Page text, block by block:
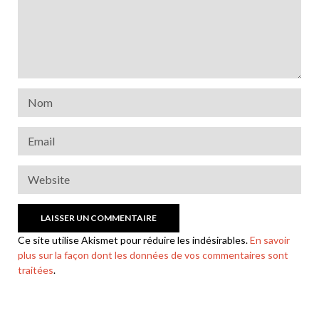
Ce site utilise Akismet pour réduire les indésirables.En savoir
plus sur la façon dont les données de vos commentaires sont
traitées.